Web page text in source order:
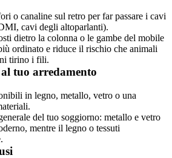
o canaline sul retro per far passare i cavi
cavi degli altoparlanti).
dietro la colonna o le gambe del mobile
ordinato e riduce il rischio che animali
tirino i fili.
tuo arredamento
in legno, metallo, vetro o una
del tuo soggiorno: metallo e vetro
mentre il legno o tessuti